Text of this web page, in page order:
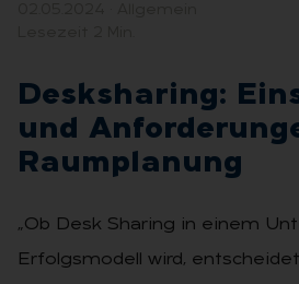
Desks­ha­ring:
und
Raum­pla­nung
„Ob Desk Sharing in einem
Erfolgsmodell wird,